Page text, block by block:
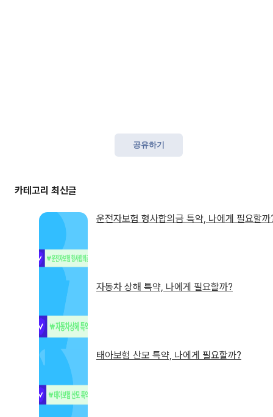
공유하기
운전자보험 형사합의금 특약, 나에게 필요할까
자동차 상해 특약, 나에게 필요할까?
태아보험 산모 특약, 나에게 필요할까?